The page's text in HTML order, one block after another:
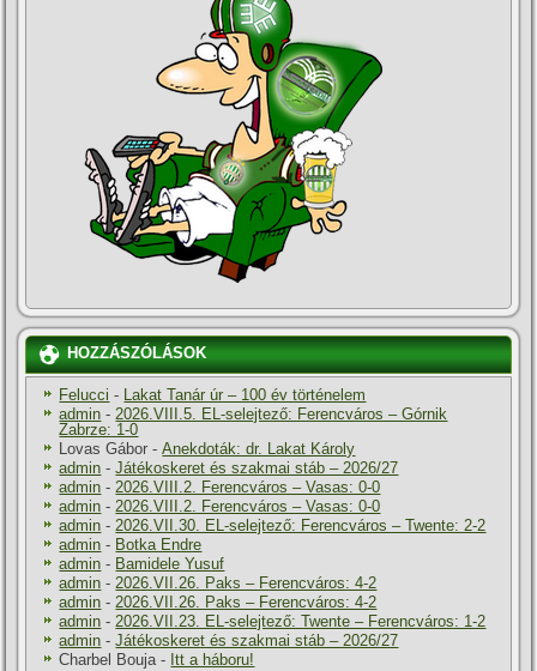
HOZZÁSZÓLÁSOK
Felucci -
Lakat Tanár úr – 100 év történelem
admin - 2026.VIII.5. EL-selejtező: Ferencváros – Górnik
Zabrze: 1-0
Lovas Gábor -Anekdoták: dr. Lakat Károly
admin -Játékoskeret és szakmai stáb – 2026/27
admin - 2026.VIII.2. Ferencváros – Vasas: 0-0
admin - 2026.VIII.2. Ferencváros – Vasas: 0-0
admin - 2026.VII.30. EL-selejtező: Ferencváros – Twente: 2-2
admin - Botka Endre
admin - Bamidele Yusuf
admin - 2026.VII.26. Paks – Ferencváros: 4-2
admin - 2026.VII.26. Paks – Ferencváros: 4-2
admin - 2026.VII.23. EL-selejtező: Twente – Ferencváros: 1-2
admin -Játékoskeret és szakmai stáb – 2026/27
Charbel Bouja - Itt a háboru!